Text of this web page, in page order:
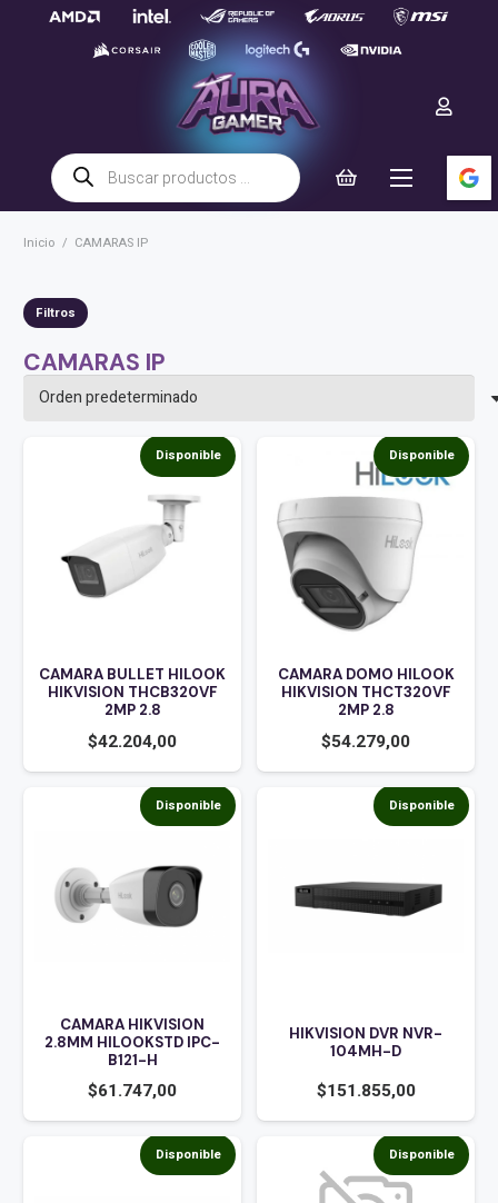
Búsqueda
de
productos
Inicio / CAMARAS IP
Filtros
CAMARAS IP
Disponible
CAMARA BULLET HILOOK
HIKVISION THCB320VF
2MP 2.8
$42.204,00
Disponible
CAMARA DOMO HILOOK
HIKVISION THCT320VF
2MP 2.8
$54.279,00
Disponible
CAMARA HIKVISION
2.8MM HILOOKSTD IPC-
B121-H
$61.747,00
Disponible
HIKVISION DVR NVR-
104MH-D
$151.855,00
Disponible Disponible